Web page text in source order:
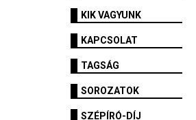
KIK VAGYUNK
KAPCSOLAT
TAGSÁG
SOROZATOK
SZÉPÍRÓ-DÍJ